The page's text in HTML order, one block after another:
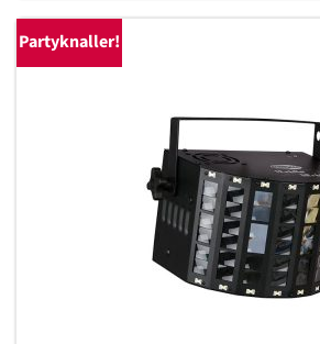
Partyknaller!